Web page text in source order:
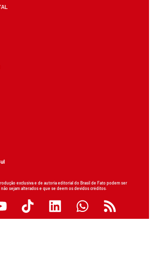
exclusiva e de autoria editorial do Brasil de Fato podem ser
sejam alterados e que se deem os devidos créditos.